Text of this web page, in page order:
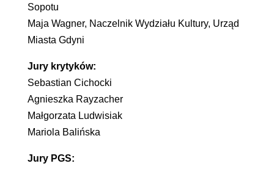
Sopotu
Maja Wagner, Naczelnik Wydziału Kultury, Urząd
Miasta Gdyni
Jury krytyków:
Sebastian Cichocki
Agnieszka Rayzacher
Małgorzata Ludwisiak
Mariola Balińska
Jury PGS: